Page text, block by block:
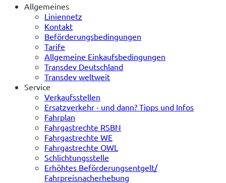
Allgemeines
Liniennetz
Kontakt
Beförderungsbedingungen
Tarife
Allgemeine Einkaufsbedingungen
Transdev Deutschland
Transdev weltweit
Service
Verkaufsstellen
Ersatzverkehr - und dann? Tipps und Infos
Fahrplan
Fahrgastrechte RSBN
Fahrgastrechte WE
Fahrgastrechte OWL
Schlichtungsstelle
Erhöhtes Beförderungsentgelt/
Fahrpreisnacherhebung